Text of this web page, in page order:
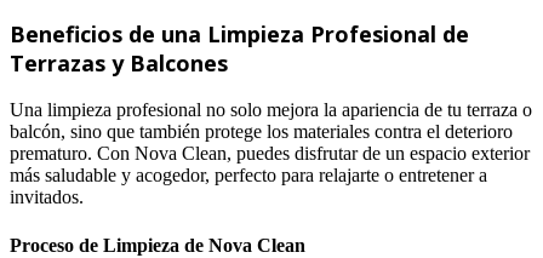
Beneficios de una Limpieza Profesional de
Terrazas y Balcones
Una limpieza profesional no solo mejora la apariencia de tu terraza o
balcón, sino que también protege los materiales contra el deterioro
prematuro. Con Nova Clean, puedes disfrutar de un espacio exterior
más saludable y acogedor, perfecto para relajarte o entretener a
invitados.
Proceso de Limpieza de Nova Clean